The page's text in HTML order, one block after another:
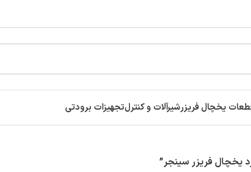
یخچال فریزرشیرآلات و کنترلتجهیزات برودتی
یخچال فریزر سینجر”